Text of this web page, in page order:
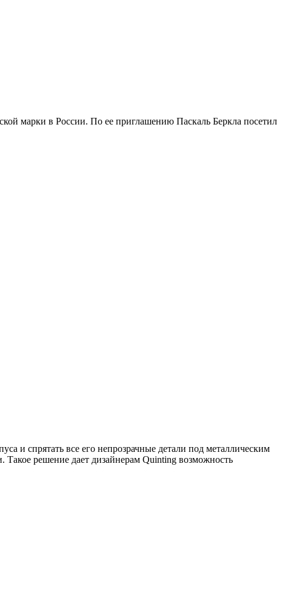
марки в России. По ее приглашению Паскаль Беркла посетил
и спрятать все его непрозрачные детали под металлическим
Такое решение дает дизайнерам Quinting возможность